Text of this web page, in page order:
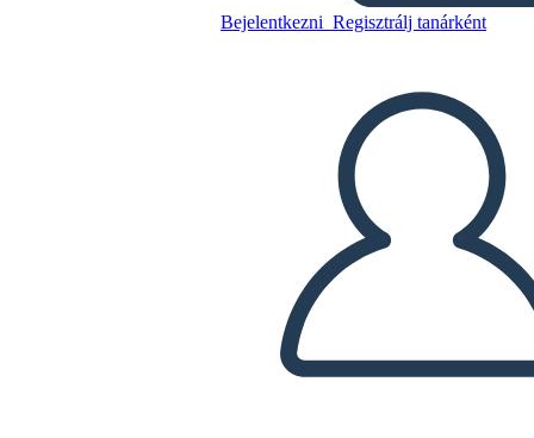
Bejelentkezni Regisztrálj tanárként
KÉSZÍTSEN EGY STORYBOARDOT
DIAVETÍTÉS LEJÁTSZÁSA
OLVASS NEKEM